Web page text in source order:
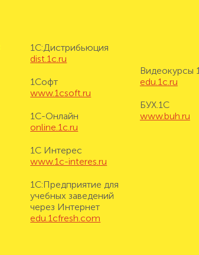
1С:Дистрибьюция
dist.1c.ru
1Софт
www.1csoft.ru
1С-Онлайн
online.1c.ru
1С Интерес
www.1c-interes.ru
1С:Предприятие для
учебных заведений
через Интернет
edu.1cfresh.com
Видеокурсы
edu.1c.ru
БУХ.1С
www.buh.ru